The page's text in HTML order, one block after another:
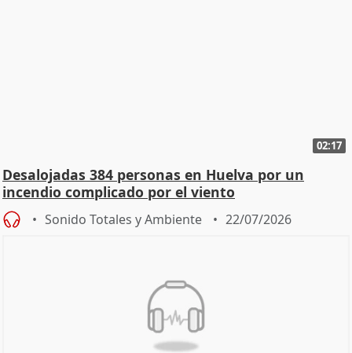
02:17
Desalojadas 384 personas en Huelva por un
incendio complicado por el viento
Sonido Totales y Ambiente 22/07/2026